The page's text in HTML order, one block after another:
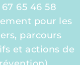
65 46 58
pour les
parcours
et actions de